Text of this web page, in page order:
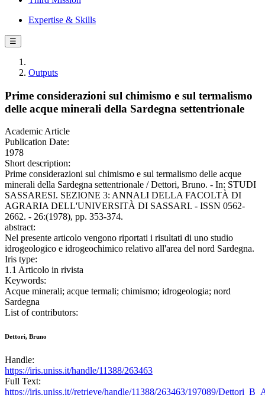
Expertise & Skills
☰
Outputs
Prime considerazioni sul chimismo e sul termalismo
delle acque minerali della Sardegna settentrionale
Academic Article
Publication Date:
1978
Short description:
Prime considerazioni sul chimismo e sul termalismo delle acque
minerali della Sardegna settentrionale / Dettori, Bruno. - In: STUDI
SASSARESI. SEZIONE 3: ANNALI DELLA FACOLTÀ DI
AGRARIA DELL'UNIVERSITÀ DI SASSARI. - ISSN 0562-
2662. - 26:(1978), pp. 353-374.
abstract:
Nel presente articolo vengono riportati i risultati di uno studio
idrogeologico e idrogeochimico relativo all'area del nord Sardegna.
Iris type:
1.1 Articolo in rivista
Keywords:
Acque minerali; acque termali; chimismo; idrogeologia; nord
Sardegna
List of contributors:
Dettori, Bruno
Handle:
https://iris.uniss.it/handle/11388/263463
Full Text:
https://iris.uniss.it//retrieve/handle/11388/263463/197089/